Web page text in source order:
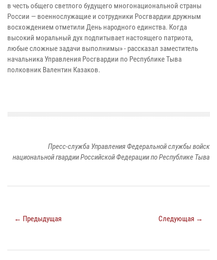
в честь общего светлого будущего многонациональной страны
России — военнослужащие и сотрудники Росгвардии дружным
восхождением отметили День народного единства. Когда
высокий моральный дух подпитывает настоящего патриота,
любые сложные задачи выполнимы» - рассказал заместитель
начальника Управления Росгвардии по Республике Тыва
полковник Валентин Казаков.
Пресс-служба Управления Федеральной службы войск
национальной гвардии Российской Федерации по Республике Тыва
← Предыдущая Следующая →